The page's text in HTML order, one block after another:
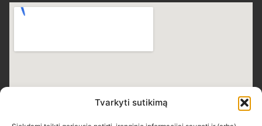
Tvarkyti sutikimą